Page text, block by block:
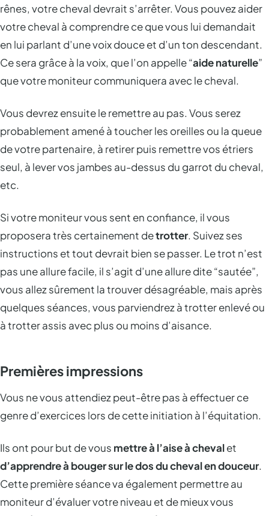
rênes, votre cheval devrait s’arrêter. Vous pouvez aider
votre cheval à comprendre ce que vous lui demandait
en lui parlant d’une voix douce et d’un ton descendant.
Ce sera grâce à la voix, que l’on appelle “aide naturelle”
que votre moniteur communiquera avec le cheval.
Vous devrez ensuite le remettre au pas. Vous serez
probablement amené à toucher les oreilles ou la queue
de votre partenaire, à retirer puis remettre vos étriers
seul, à lever vos jambes au-dessus du garrot du cheval,
etc.
Si votre moniteur vous sent en confiance, il vous
proposera très certainement detrotter. Suivez ses
instructions et tout devrait bien se passer. Le trot n’est
pas une allure facile, il s’agit d’une allure dite “sautée”,
vous allez sûrement la trouver désagréable, mais après
quelques séances, vous parviendrez à trotter enlevé ou
à trotter assis avec plus ou moins d’aisance.
Premières impressions
Vous ne vous attendiez peut-être pas à effectuer ce
genre d’exercices lors de cette initiation à l’équitation.
Ils ont pour but de vous mettre à l’aise à chevalet
d’apprendre à bouger sur le dos du cheval en douceur.
Cette première séance va également permettre au
moniteur d’évaluer votre niveau et de mieux vous